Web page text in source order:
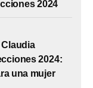
2024
2024:
una mujer